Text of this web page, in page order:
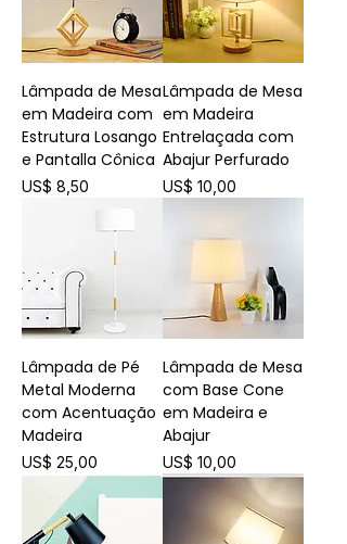
Lâmpada de Mesa
em Madeira com
Estrutura Losango
e Pantalla Cônica
Preço
US$ 8,50
Lâmpada de Mesa
em Madeira
Entrelaçada com
Abajur Perfurado
Preço
US$ 10,00
Lâmpada de Pé
Metal Moderna
com Acentuação
Madeira
Preço
US$ 25,00
Lâmpada de Mesa
com Base Cone
em Madeira e
Abajur
Preço
US$ 10,00